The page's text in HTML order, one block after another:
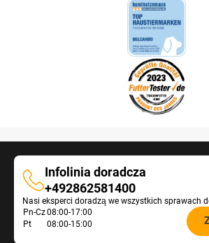
Infolinia doradcza
Infolinia
doradcza
+492862581400
Nasi eksperci doradzą we wszystkich sprawach
Öffnungszeiten
Pn-Cz08:00-17:00
Pt
08:00-15:00